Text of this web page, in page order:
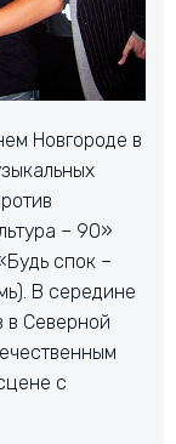
Новгороде в
– 90»
спок –
В середине
в Северной
с